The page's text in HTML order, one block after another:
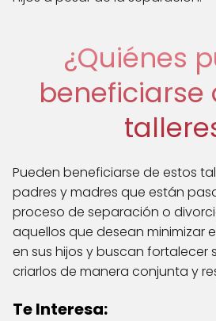
¿Quiénes
beneficiarse
Pueden beneficiarse de estos
padres y madres que están
proceso de separación o
aquellos que desean minimizar
en sus hijos y buscan
criarlos de manera conjunta y
Te Interesa: